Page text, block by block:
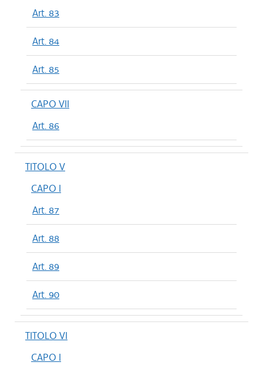
Art. 83
Art. 84
Art. 85
CAPO VII
Art. 86
TITOLO V
CAPO I
Art. 87
Art. 88
Art. 89
Art. 90
TITOLO VI
CAPO I